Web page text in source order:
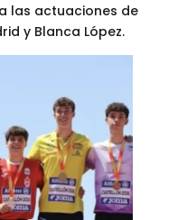
las actuaciones de
y Blanca López.